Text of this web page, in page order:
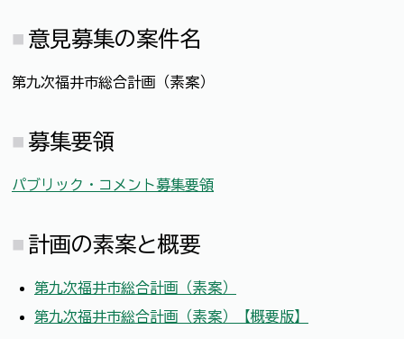
意見募集の案件名
第九次福井市総合計画（素案）
募集要領
パブリック・コメント募集要領
計画の素案と概要
第九次福井市総合計画（素案）
第九次福井市総合計画（素案）【概要版】